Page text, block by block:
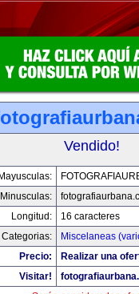
Vendido!
Mayusculas:
Minusculas:
Longitud:
16 caracteres
Categorias:
Miscelaneas
Precio:
Realizar una
Visitar!